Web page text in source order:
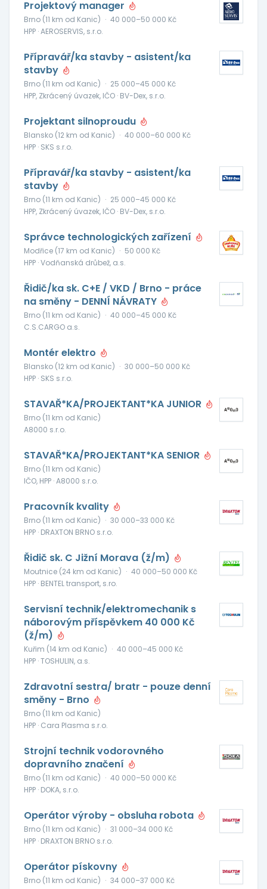
Projektový manager
Brno (11 km od Kanic) · 40 000–50 000 Kč
HPP · AEROSERVIS, s.r.o.
Přípravář/ka stavby - asistent/ka
stavby
Brno (11 km od Kanic) · 25 000–45 000 Kč
HPP, Zkrácený úvazek, IČO · BV-Dex, s.r.o.
Projektant silnoproudu
Blansko (12 km od Kanic) · 40 000–60 000 Kč
HPP · SKS s.r.o.
Přípravář/ka stavby - asistent/ka
stavby
Brno (11 km od Kanic) · 25 000–45 000 Kč
HPP, Zkrácený úvazek, IČO · BV-Dex, s.r.o.
Správce technologických zařízení
Modřice (17 km od Kanic) · 50 000 Kč
HPP · Vodňanská drůbež, a.s.
Řidič/ka sk. C+E / VKD / Brno - práce
na směny - DENNÍ NÁVRATY
Brno (11 km od Kanic) · 40 000–45 000 Kč
C.S.CARGO a.s.
Montér elektro
Blansko (12 km od Kanic) · 30 000–50 000 Kč
HPP · SKS s.r.o.
STAVAŘ*KA/PROJEKTANT*KA JUNIOR
Brno (11 km od Kanic)
A8000 s.r.o.
STAVAŘ*KA/PROJEKTANT*KA SENIOR
Brno (11 km od Kanic)
IČO, HPP · A8000 s.r.o.
Pracovník kvality
Brno (11 km od Kanic) · 30 000–33 000 Kč
HPP · DRAXTON BRNO s.r.o.
Řidič sk. C Jižní Morava (ž/m)
Moutnice (24 km od Kanic) · 40 000–50 000 Kč
HPP · BENTEL transport, s.ro.
Servisní technik/elektromechanik s
náborovým příspěvkem 40 000 Kč
(ž/m)
Kuřim (14 km od Kanic) · 40 000–45 000 Kč
HPP · TOSHULIN, a.s.
Zdravotní sestra/ bratr - pouze denní
směny - Brno
Brno (11 km od Kanic)
HPP · Cara Plasma s.r.o.
Strojní technik vodorovného
dopravního značení
Brno (11 km od Kanic) · 40 000–50 000 Kč
HPP · DOKA, s.r.o.
Operátor výroby - obsluha robota
Brno (11 km od Kanic) · 31 000–34 000 Kč
HPP · DRAXTON BRNO s.r.o.
Operátor pískovny
Brno (11 km od Kanic) · 34 000–37 000 Kč